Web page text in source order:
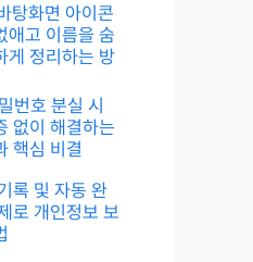
탕화면 아이콘
애고 이름을 숨
게 정리하는 방
번호 분실 시
없이 해결하는
핵심 비결
록 및 자동 완
로 개인정보 보